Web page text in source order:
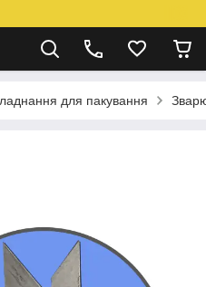
для пакування